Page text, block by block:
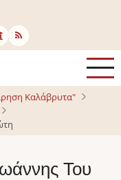
Καλάβρυτα"
Του